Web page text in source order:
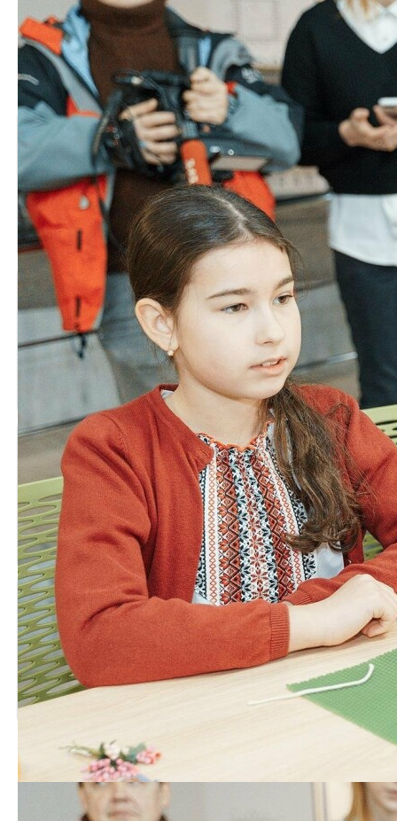
Джерело: https://vinbazar.com/
[ad_2]
Источник:0432.ua
Читайте також
Сім'ї Героя з Піщанської
громади на колінах…
Рідним передали
державні нагороди
загиблих…
Пікап для військових
передали на фронт з
Ладижина
Автобус, генератор, питна
вода: Вінниця
відправила…
Вінничан просять здати
кров, щоб допомогти
пораненим…
НА ФРОНТІ ЗАГИНУЛО
ШЕСТЕРО ЗАХИСНИКІВ З
ВІННИЧЧИНИ
Троє захисників з
Вінниччини віддали своє
У Вінниці нагородили
ветеранів Другої світової